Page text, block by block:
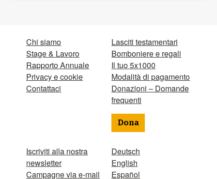
Chi siamo
Stage & Lavoro
Rapporto Annuale
Privacy e cookie
Contattaci
Iscriviti alla nostra
newsletter
Campagne via e-mail
Lasciti testamentari
Bomboniere e regali
Il tuo 5x1000
Modalità di pagamento
Donazioni – Domande
frequenti
Dona
Deutsch
English
Español